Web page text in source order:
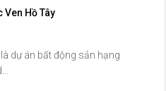
Ven Hồ Tây
dự án bất động sản hạng